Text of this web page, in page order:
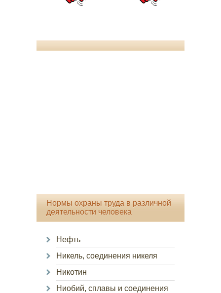
Нормы охраны труда в различной
деятельности человека
Нефть
Никель, соединения никеля
Никотин
Ниобий, сплавы и соединения